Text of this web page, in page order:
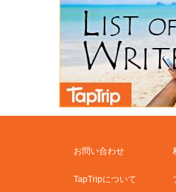
お問い合わせ
TapTripについて